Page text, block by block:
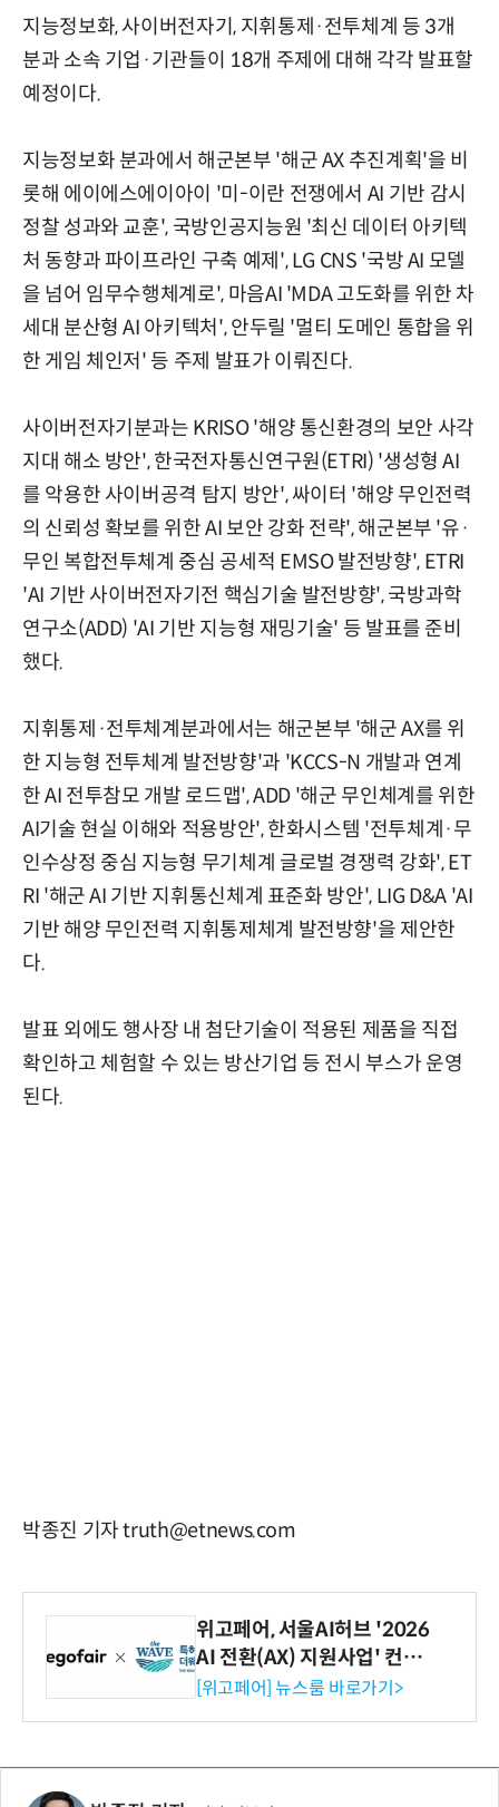
지능정보화, 사이버전자기, 지휘통제·전투체계 등 3개
분과 소속 기업·기관들이 18개 주제에 대해 각각 발표할
예정이다.
지능정보화 분과에서 해군본부 '해군 AX 추진계획'을 비
롯해 에이에스에이아이 '미-이란 전쟁에서 AI 기반 감시
정찰 성과와 교훈', 국방인공지능원 '최신 데이터 아키텍
처 동향과 파이프라인 구축 예제', LG CNS '국방 AI 모델
을 넘어 임무수행체계로', 마음AI 'MDA 고도화를 위한 차
세대 분산형 AI 아키텍처', 안두릴 '멀티 도메인 통합을 위
한 게임 체인저' 등 주제 발표가 이뤄진다.
사이버전자기분과는 KRISO '해양 통신환경의 보안 사각
지대 해소 방안', 한국전자통신연구원(ETRI) '생성형 AI
를 악용한 사이버공격 탐지 방안', 싸이터 '해양 무인전력
의 신뢰성 확보를 위한 AI 보안 강화 전략', 해군본부 '유·
무인 복합전투체계 중심 공세적 EMSO 발전방향', ETRI
'AI 기반 사이버전자기전 핵심기술 발전방향', 국방과학
연구소(ADD) 'AI 기반 지능형 재밍기술' 등 발표를 준비
했다.
지휘통제·전투체계분과에서는 해군본부 '해군 AX를 위
한 지능형 전투체계 발전방향'과 'KCCS-N 개발과 연계
한 AI 전투참모 개발 로드맵', ADD '해군 무인체계를 위한
AI기술 현실 이해와 적용방안', 한화시스템 '전투체계·무
인수상정 중심 지능형 무기체계 글로벌 경쟁력 강화', ET
RI '해군 AI 기반 지휘통신체계 표준화 방안', LIG D&A 'AI
기반 해양 무인전력 지휘통제체계 발전방향'을 제안한
다.
발표 외에도 행사장 내 첨단기술이 적용된 제품을 직접
확인하고 체험할 수 있는 방산기업 등 전시 부스가 운영
된다.
박종진 기자 truth@etnews.com
위고페어, 서울AI허브 '2026
AI 전환(AX) 지원사업' 컨소
시엄 선정
[위고페어] 뉴스룸 바로가기>